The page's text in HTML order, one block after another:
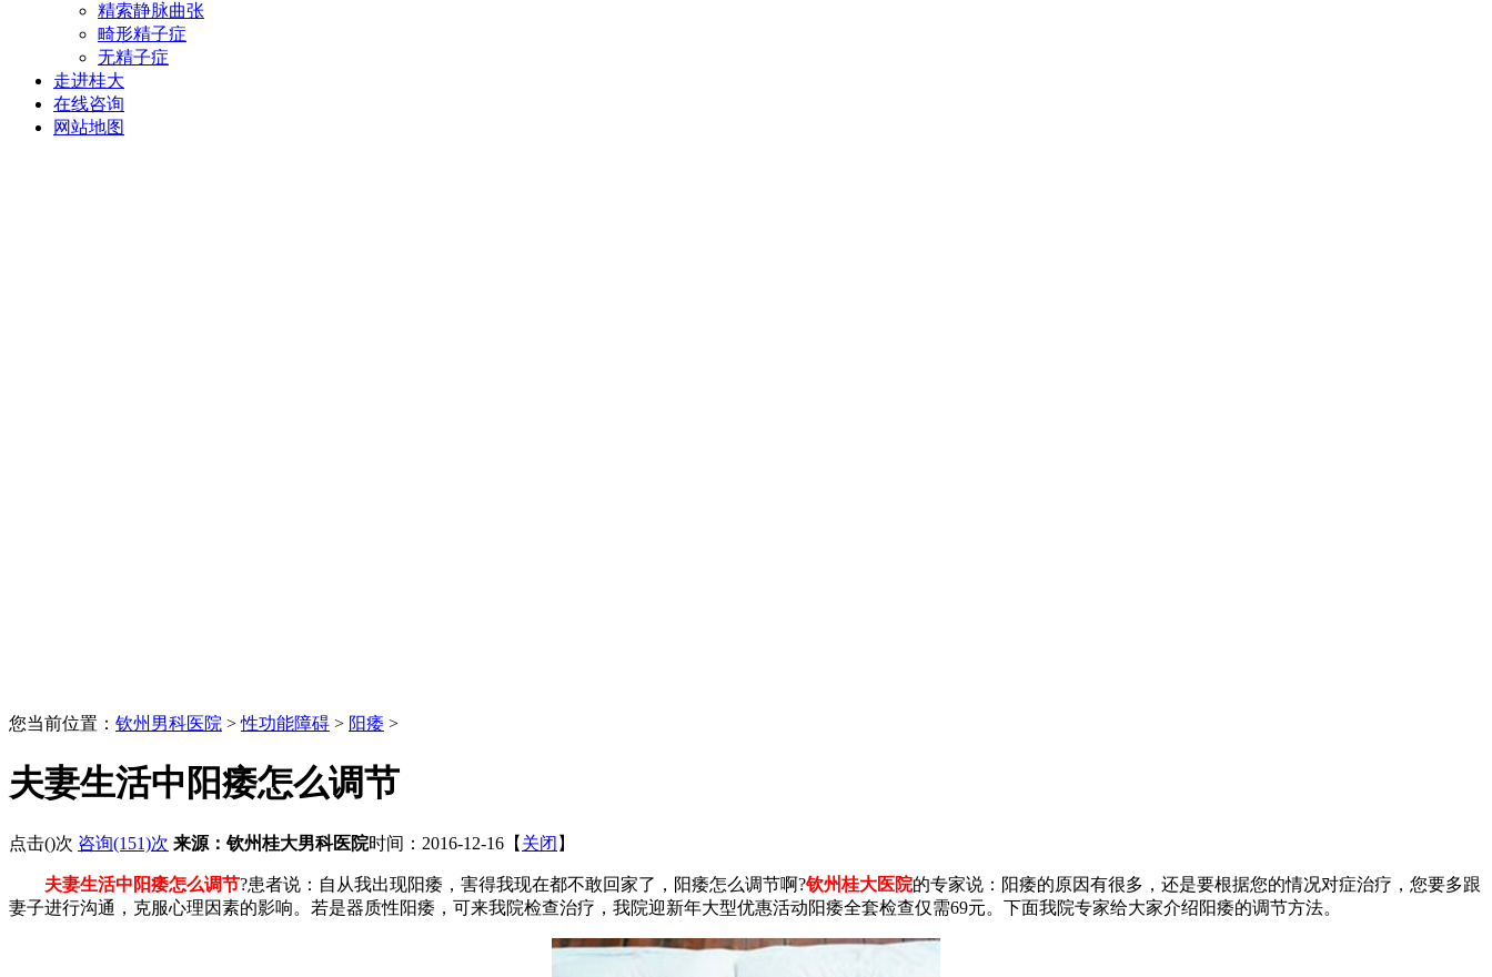
精索静脉曲张
畸形精子症
无精子症
走进桂大
在线咨询
网站地图
您当前位置： 钦州男科医院 >性功能障碍 > 阳痿 >
夫妻生活中阳痿怎么调节
点击()次 咨询(151)次 来源：钦州桂大男科医院时间：2016-12-16【 关闭 】
夫妻生活中阳痿怎么调节?患者说：自从我出现阳痿，害得我现在都不敢回家了，阳痿怎么调节啊?钦州桂大医院的专家说：阳痿的原因有很多，还是要根据您的情况对症治疗，您要多跟
妻子进行沟通，克服心理因素的影响。若是器质性阳痿，可来我院检查治疗，我院迎新年大型优惠活动阳痿全套检查仅需69元。下面我院专家给大家介绍阳痿的调节方法。